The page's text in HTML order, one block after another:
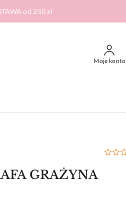
od 250 zł
Moje konto
GRAŻYNA